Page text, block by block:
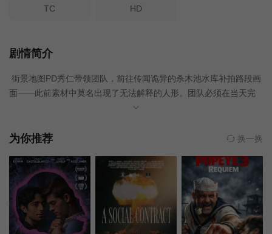
TC HD
剧情简介
街景地图PD秀仁带领团队，前往传闻诡异的杀木池水库补拍路段画
面——此前素材中莫名出现了无法解释的人形。团队必须在当天完
成重拍，可踏入水库区域后，怪事接连发生：镜头捕捉到无人的身
信号逐渐消失，成员们接连遭遇离奇状况，黑暗的水库深处，似乎
为你推荐 换一换